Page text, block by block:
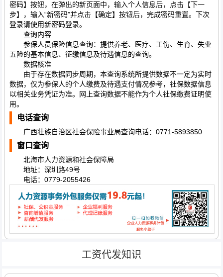
密码】按钮，在弹出的新页面中，输入个人信息后，点击【下一
步】，输入“新密码”并点击【确定】按钮后，完成密码重置。下次
登录请使用新密码登录。
查询内容
参保人员保险信息查询：提供养老、医疗、工伤、生育、失业
五险的基本信息、征缴信息及待遇信息的查询。
数据核准
由于存在数据同步周期，本查询系统所提供数据不一定为实时
数据，仅为参保人的个人缴费及待遇支付情况参考，社保数据信息
以相关业务凭证为准。网上查询数据不能作为个人社保缴费证明使
用。
电话查询
广西壮族自治区社会保险事业局查询电话：0771-5893850
窗口查询
北海市人力资源和社会保障局
地址：深圳路49号
电话：0779-2055426
工资代发知识